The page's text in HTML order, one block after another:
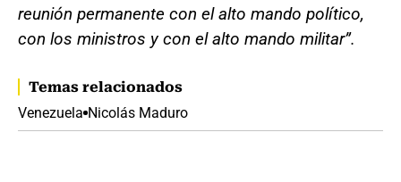
reunión permanente con el alto mando político,
con los ministros y con el alto mando militar”.
Temas relacionados
Venezuela Nicolás Maduro